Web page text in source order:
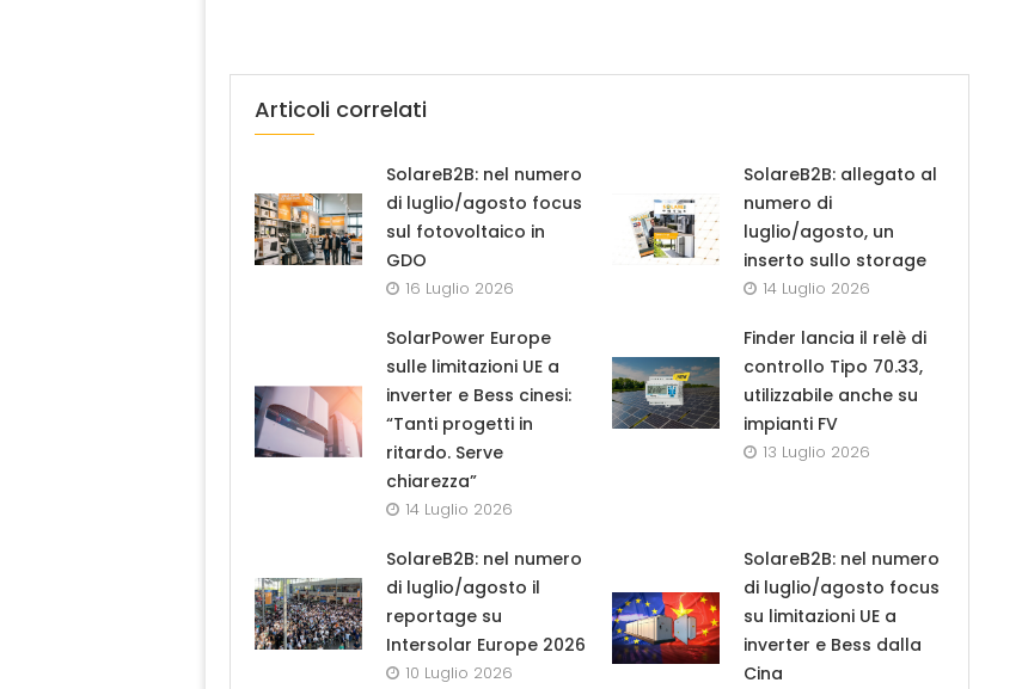
Articoli correlati
SolareB2B: nel numero
di luglio/agosto focus
sul fotovoltaico in
GDO
16 Luglio 2026
SolareB2B: allegato al
numero di
luglio/agosto, un
inserto sullo storage
14 Luglio 2026
SolarPower Europe
sulle limitazioni UE a
inverter e Bess cinesi:
“Tanti progetti in
ritardo. Serve
chiarezza”
14 Luglio 2026
Finder lancia il relè di
controllo Tipo 70.33,
utilizzabile anche su
impianti FV
13 Luglio 2026
SolareB2B: nel numero
di luglio/agosto il
reportage su
Intersolar Europe 2026
10 Luglio 2026
SolareB2B: nel numero
di luglio/agosto focus
su limitazioni UE a
inverter e Bess dalla
Cina